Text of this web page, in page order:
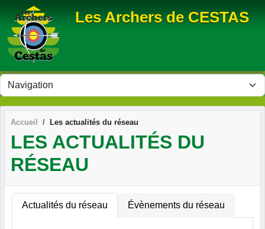
Les Archers de CESTAS
Accueil Les actualités du réseau
LES ACTUALITÉS DU
RÉSEAU
Actualités du réseau Évènements du réseau
Panneau de gestion des cookies